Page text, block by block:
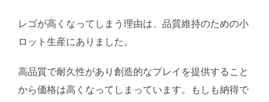
レゴが高くなってしまう理由は、品質維持のための小
ロット生産にありました。
高品質で耐久性があり創造的なプレイを提供すること
から価格は高くなってしまっています。もしも納得で